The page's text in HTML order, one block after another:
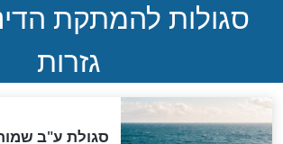
ההסכם החשאי של
ואיראן: בלי
סימני שאלה